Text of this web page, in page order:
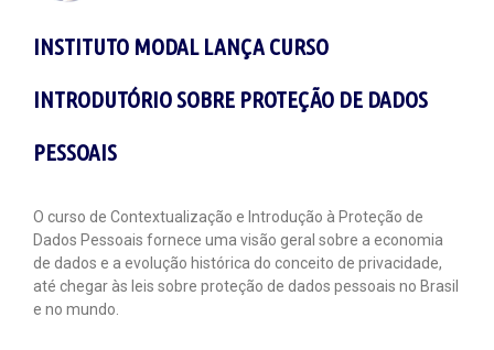
INSTITUTO MODAL LANÇA CURSO
INTRODUTÓRIO SOBRE PROTEÇÃO DE DADOS
PESSOAIS
O curso de Contextualização e Introdução à Proteção de
Dados Pessoais fornece uma visão geral sobre a economia
de dados e a evolução histórica do conceito de privacidade,
até chegar às leis sobre proteção de dados pessoais no Brasil
e no mundo.